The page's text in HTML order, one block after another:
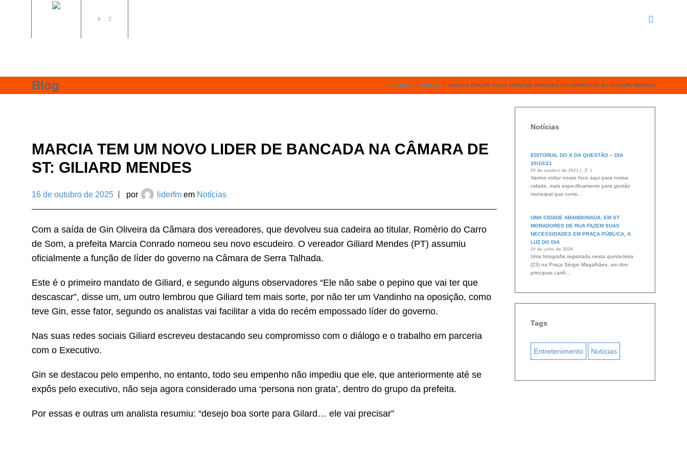
Blog Home Notícias MARCIA TEM UM NOVO LIDER DE BANCADA NA CÂMARA DE ST: GILIARD MENDES
MARCIA TEM UM NOVO LIDER DE BANCADA NA CÂMARA DE
ST: GILIARD MENDES
16 de outubro de 2025 por liderfm em Notícias
Com a saída de Gin Oliveira da Câmara dos vereadores, que devolveu sua cadeira ao titular, Romèrio do Carro
de Som, a prefeita Marcia Conrado nomeou seu novo escudeiro. O vereador Giliard Mendes (PT) assumiu
oficialmente a função de líder do governo na Câmara de Serra Talhada.
Este é o primeiro mandato de Giliard, e segundo alguns observadores “Ele não sabe o pepino que vai ter que
descascar”, disse um, um outro lembrou que Giliard tem mais sorte, por não ter um Vandinho na oposição, como
teve Gin, esse fator, segundo os analistas vai facilitar a vida do recém empossado líder do governo.
Nas suas redes sociais Giliard escreveu destacando seu compromisso com o diálogo e o trabalho em parceria
com o Executivo.
Gin se destacou pelo empenho, no entanto, todo seu empenho não impediu que ele, que anteriormente até se
expôs pelo executivo, não seja agora considerado uma ‘persona non grata’, dentro do grupo da prefeita.
Por essas e outras um analista resumiu: “desejo boa sorte para Gilard… ele vai precisar”
Notícias
EDITORIAL DO X DA QUESTÃO – DIA
20/10/21
20 de outubro de 2021 | 1
Vamos voltar nosso foco aqui para nossa
cidade, mais especificamente para gestão
municipal que como...
UMA CIDADE ABANDONADA; EM ST
MORADORES DE RUA FAZEM SUAS
NECESSIDADES EM PRAÇA PÚBLICA, A
LUZ DO DIA
24 de julho de 2026
Uma fotografia registrada nesta quinta-feira
(23) na Praça Sérgio Magalhães, um dos
principais cartõ...
Tags
Entretenimento Notícias